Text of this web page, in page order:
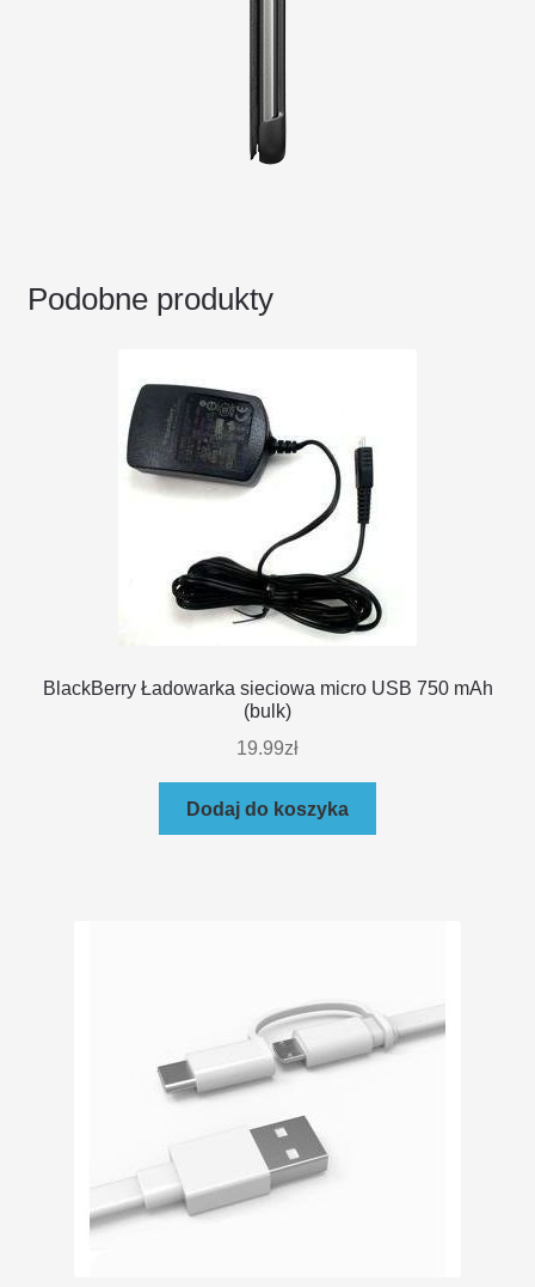
Podobne produkty
BlackBerry Ładowarka sieciowa micro USB 750 mAh
(bulk)
19.99zł
Dodaj do koszyka